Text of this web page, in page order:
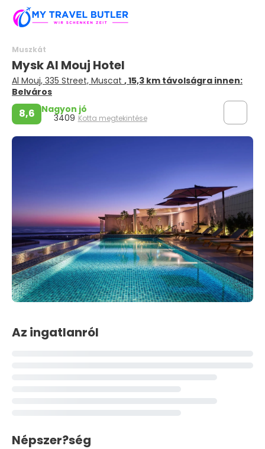
Muszkát
Mysk Al Mouj Hotel
Al Mouj, 335 Street, Muscat , 15,3 km távolságra innen:
Belváros
8,6 Nagyon jó
3409 Kotta megtekintése
Az ingatlanról
Népszer?ség